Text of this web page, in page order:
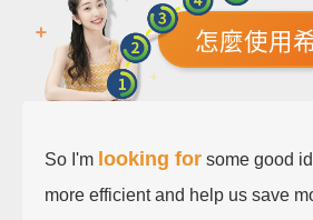
怎麼使用
So I'm looking for some good
more efficient and help us save